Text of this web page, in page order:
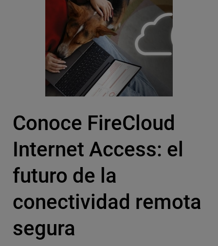
Conoce FireCloud
Internet Access: el
futuro de la
conectividad remota
segura